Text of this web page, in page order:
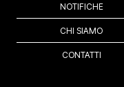
NOTIFICHE
CHI SIAMO
CONTATTI